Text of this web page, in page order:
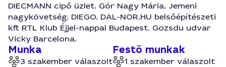
DIECMANN cipő üzlet. Gór Nagy Mária. Jemeni
nagykövetség. DIEGO. DAL-NOR.HU belsőépítészeti
kft RTL Klub Éjjel-nappal Budapest. Gozsdu udvar
Vicky Barcelona.
Munka
3 szakember válaszolt
Festö munkak
1 szakember válaszolt